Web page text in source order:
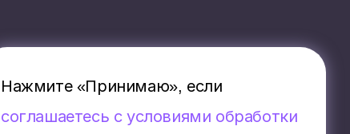
Нажмите «Принимаю», если
соглашаетесь с условиями обработки